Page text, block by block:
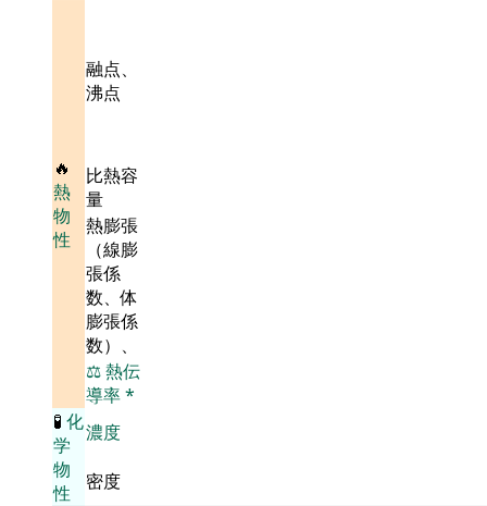
🔥
熱
物
性
融点、
沸点
比熱容
量
熱膨張
（線膨
張係
数、体
膨張係
数）、
⚖️熱伝
導率*
🧪 化
学
物
性
濃度
密度